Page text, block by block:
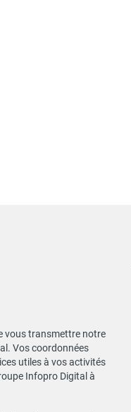
vous transmettre notre
Vos coordonnées
utiles à vos activités
Infopro Digital à